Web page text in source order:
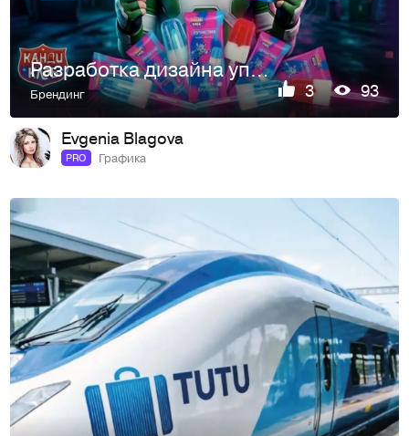
Разработка дизайна упаковки для серии “Лучистик Мороженое”.
Брендинг 3 93
Evgenia Blagova
PRO Графика